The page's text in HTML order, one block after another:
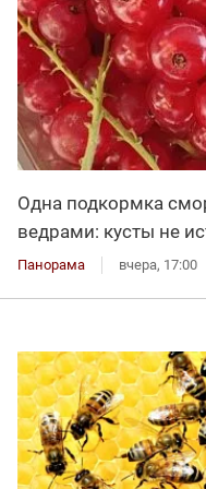
Одна подкормка
ведрами: кусты не
Панорама вчера, 17:00